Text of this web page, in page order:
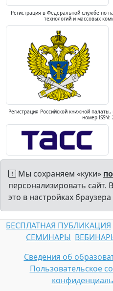
Регистрация в Федеральной службе по
технологий и массовых
Регистрация Российской книжной
номер ISSN:
Мы сохраняем «куки»
персонализировать сайт.
это в настройках браузера
БЕСПЛАТНАЯ ПУБЛИКАЦИЯ
СЕМИНАРЫ
Сведения об
Пользовательское